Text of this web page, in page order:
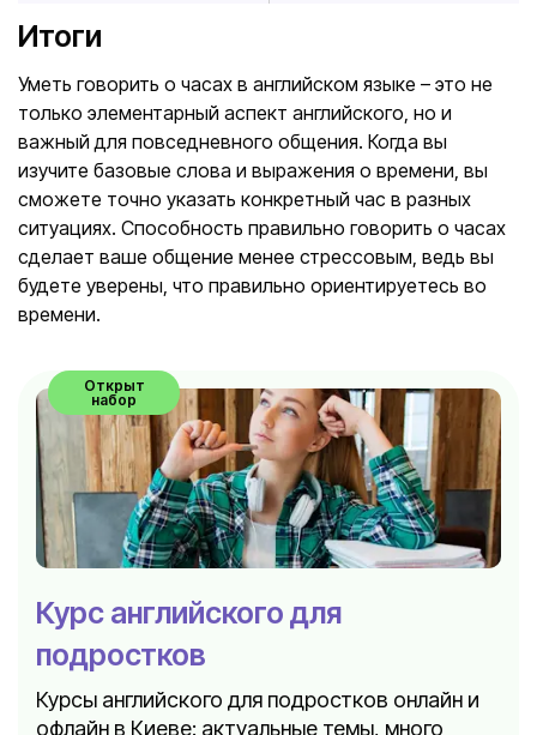
Итоги
Уметь говорить о часах в английском языке – это не
только элементарный аспект английского, но и
важный для повседневного общения. Когда вы
изучите базовые слова и выражения о времени, вы
сможете точно указать конкретный час в разных
ситуациях. Способность правильно говорить о часах
сделает ваше общение менее стрессовым, ведь вы
будете уверены, что правильно ориентируетесь во
времени.
Открыт
набор
Курс английского для
подростков
Курсы английского для подростков онлайн и
офлайн в Киеве: актуальные темы, много